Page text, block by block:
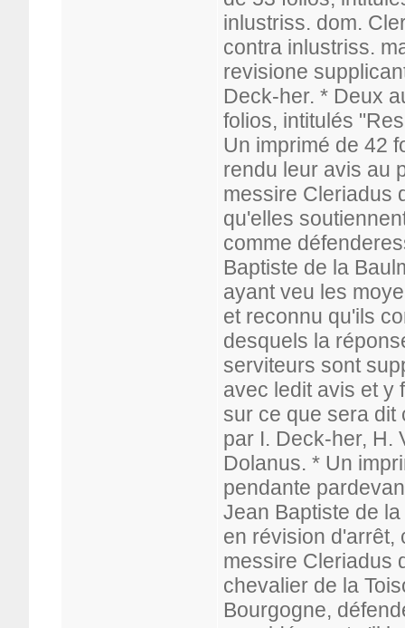
inlustriss. dom.
contra inlustriss.
revisione
Deck-her. * Deux
folios, intitulés
Un imprimé de 42
rendu leur avis au
messire Cleriadus
qu'elles
comme
Baptiste de la
ayant veu les
et reconnu qu'ils
desquels la
serviteurs sont
avec ledit avis et y
sur ce que sera dit
par I. Deck-her, H.
Dolanus. * Un
pendante
Jean Baptiste de
en révision d'arrêt,
messire Cleriadus
chevalier de la
Bourgogne,